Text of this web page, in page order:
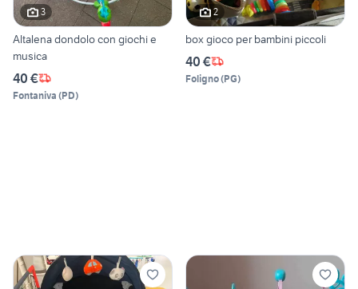
3
Altalena dondolo con giochi e
musica
40 €
Fontaniva (PD)
2
box gioco per bambini piccoli
40 €
Foligno(PG)